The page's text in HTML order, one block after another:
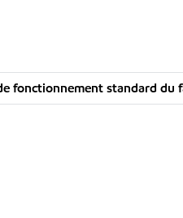
fonctionnement standard du